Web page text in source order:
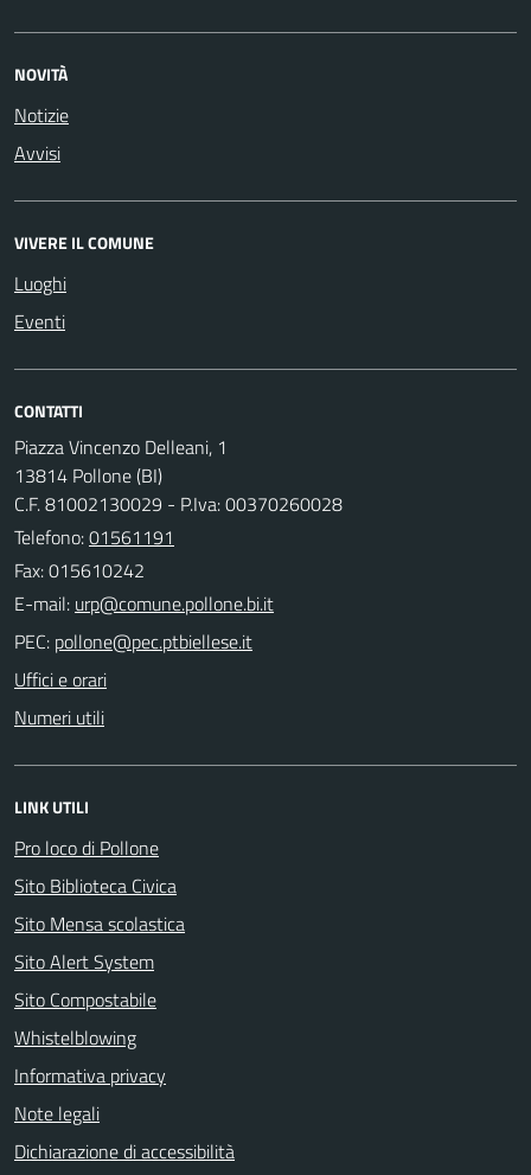
NOVITÀ
Notizie
Avvisi
VIVERE IL COMUNE
Luoghi
Eventi
CONTATTI
Piazza Vincenzo Delleani, 1
13814 Pollone (BI)
C.F. 81002130029 - P.Iva: 00370260028
Telefono:01561191
Fax: 015610242
E-mail:
PEC:
Uffici e orari
Numeri utili
LINK UTILI
Pro loco di Pollone
Sito Biblioteca Civica
Sito Mensa scolastica
Sito Alert System
Sito Compostabile
Whistelblowing
Informativa privacy
Note legali
Dichiarazione di accessibilità